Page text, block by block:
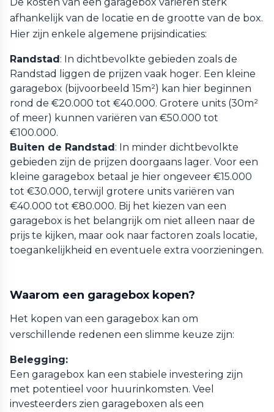
afhankelijk van de locatie en de grootte van de box.
Hier zijn enkele algemene prijsindicaties:
Randstad: In dichtbevolkte gebieden zoals de
Randstad liggen de prijzen vaak hoger. Een kleine
garagebox (bijvoorbeeld 15m²) kan hier beginnen
rond de €20.000 tot €40.000. Grotere units (30m²
of meer) kunnen variëren van €50.000 tot
€100.000.
Buiten de Randstad: In minder dichtbevolkte
gebieden zijn de prijzen doorgaans lager. Voor een
kleine garagebox betaal je hier ongeveer €15.000
tot €30.000, terwijl grotere units variëren van
€40.000 tot €80.000. Bij het kiezen van een
garagebox is het belangrijk om niet alleen naar de
prijs te kijken, maar ook naar factoren zoals locatie,
toegankelijkheid en eventuele extra voorzieningen.
Waarom een garagebox kopen?
Het kopen van een garagebox kan om
verschillende redenen een slimme keuze zijn:
Belegging:
Een garagebox kan een stabiele investering zijn
met potentieel voor huurinkomsten. Veel
investeerders zien garageboxen als een